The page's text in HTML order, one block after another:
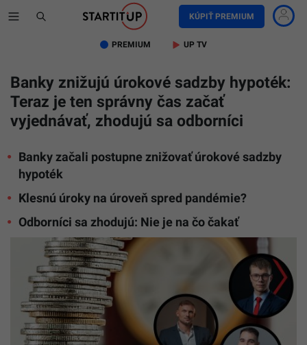
KÚPIŤ PREMIUM
PREMIUM UP TV
Banky znižujú úrokové sadzby hypoték:
Teraz je ten správny čas začať
vyjednávať, zhodujú sa odborníci
Banky začali postupne znižovať úrokové sadzby
hypoték
Klesnú úroky na úroveň spred pandémie?
Odborníci sa zhodujú: Nie je na čo čakať
Martin
Nestor,
Matej
Bajzík,
Dominik